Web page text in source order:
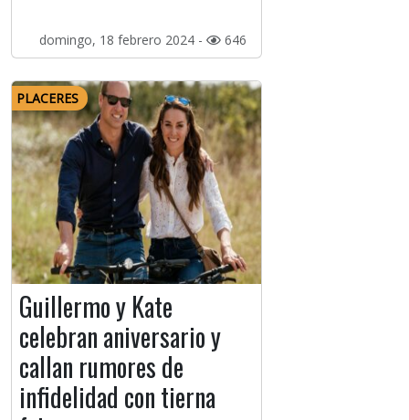
domingo, 18 febrero 2024 - 646
PLACERES
Guillermo y Kate
celebran aniversario y
callan rumores de
infidelidad con tierna